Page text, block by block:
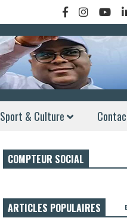
Sport & Culture
COMPTEUR SOCIAL
ARTICLES POPULAIRES